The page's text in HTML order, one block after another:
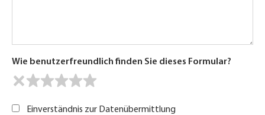
Wie benutzerfreundlich finden Sie dieses Formular?
Einverständnis zur Datenübermittlung